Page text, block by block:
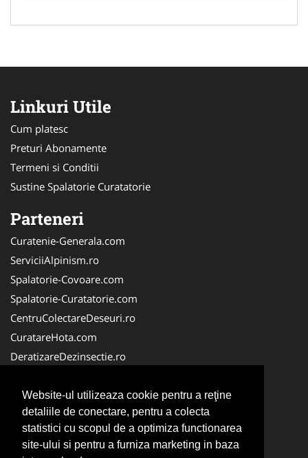
Website-ul utilizeaza cookie pentru a reţine
detaliile de conectare, pentru a colecta
statistici cu scopul de a optimiza functionarea
site-ului si pentru a furniza marketing in baza
Linkuri Utile
Cum platesc
Preturi Abonamente
Termeni si Conditii
Sustine Spalatorie Curatatorie
Parteneri
Curatenie-Generala.com
ServiciiAlpinism.ro
Spalatorie-Covoare.com
Spalatorie-Curatatorie.com
CentruColectareDeseuri.ro
CuratareHota.com
DeratizareDezinsectie.ro
ColectareDeseuriMedicale.com
FirmaDeratizare.ro
Service-Reparatii.com
Servicii-DDD.com